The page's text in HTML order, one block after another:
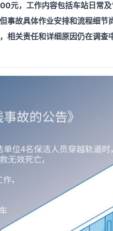
，工作内容包括车站日常及
故具体作业安排和流程细节
相关责任和详细原因仍在调查